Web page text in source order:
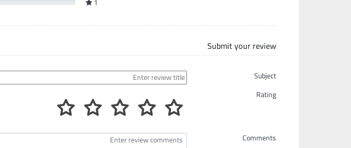
Submit your review
Subject
Rating
Comments